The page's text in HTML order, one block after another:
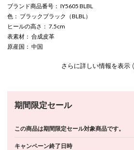
ブランド商品番号 ： IY5605 BLBL
色 ： ブラックブラック（BLBL）
ヒールの高さ ： 7.5cm
表素材 ： 合成皮革
原産国 ： 中国
さらに詳しい情報を表示
期間限定セール
この商品は期間限定セール対象商品です。
キャンペーン終了日時